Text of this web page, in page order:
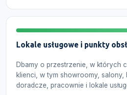
Lokale usługowe i punkty
Dbamy o przestrzenie, w których
klienci, w tym showroomy, salony,
doradcze, pracownie i lokale